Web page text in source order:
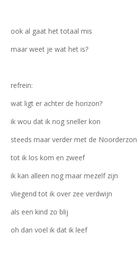
ook al gaat het totaal mis
maar weet je wat het is?
refrein:
wat ligt er achter de horizon?
ik wou dat ik nog sneller kon
steeds maar verder met de Noorderzon
tot ik los kom en zweef
ik kan alleen nog maar mezelf zijn
vliegend tot ik over zee verdwijn
als een kind zo blij
oh dan voel ik dat ik leef